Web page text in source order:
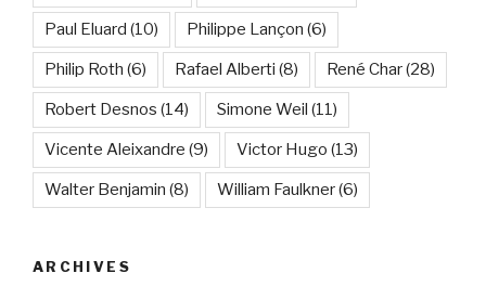
Paul Eluard (10) Philippe Lançon (6)
Philip Roth (6) Rafael Alberti (8) René Char(28)
Robert Desnos (14) Simone Weil (11)
Vicente Aleixandre (9) Victor Hugo (13)
Walter Benjamin (8) William Faulkner(6)
ARCHIVES